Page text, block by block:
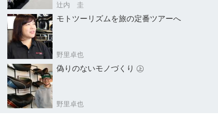
辻内 圭
モトツーリズムを旅の定番ツアーへ
野里卓也
偽りのないモノづくり ㊤
野里卓也